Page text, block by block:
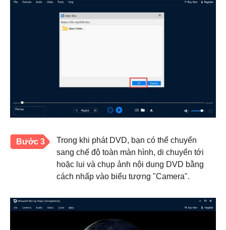
Bước 3
Trong khi phát DVD, bạn có thể chuyển
sang chế độ toàn màn hình, di chuyển tới
hoặc lui và chụp ảnh nội dung DVD bằng
cách nhấp vào biểu tượng "Camera".